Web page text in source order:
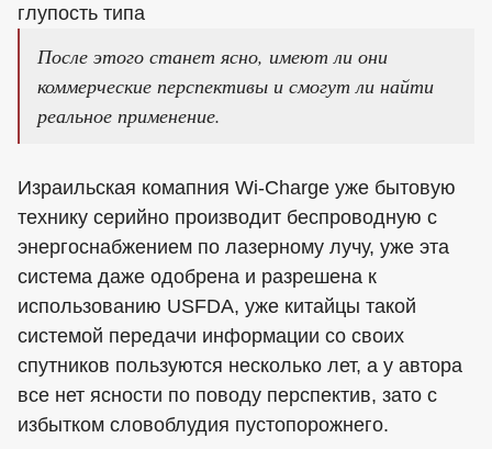
глупость типа
После этого станет ясно, имеют ли они
коммерческие перспективы и смогут ли найти
реальное применение.
Израильская комапния Wi-Charge уже бытовую
технику серийно производит беспроводную с
энергоснабжением по лазерному лучу, уже эта
система даже одобрена и разрешена к
использованию USFDA, уже китайцы такой
системой передачи информации со своих
спутников пользуются несколько лет, а у автора
все нет ясности по поводу перспектив, зато с
избытком словоблудия пустопорожнего.